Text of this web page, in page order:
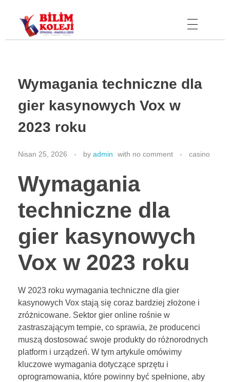
Bilim Koleji
Wymagania techniczne dla
gier kasynowych Vox w
2023 roku
Nisan 25, 2026 by admin with no comment casino
Wymagania
techniczne dla
gier kasynowych
Vox w 2023 roku
W 2023 roku wymagania techniczne dla gier
kasynowych Vox stają się coraz bardziej złożone i
zróżnicowane. Sektor gier online rośnie w
zastraszającym tempie, co sprawia, że producenci
muszą dostosować swoje produkty do różnorodnych
platform i urządzeń. W tym artykule omówimy
kluczowe wymagania dotyczące sprzętu i
oprogramowania, które powinny być spełnione, aby